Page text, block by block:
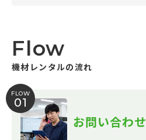
Flow
機材レンタルの流れ
FLOW
01
お問い合わせ